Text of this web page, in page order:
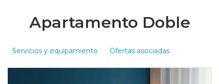
Apartamento Doble
Servicios y equipamiento Ofertas asociadas